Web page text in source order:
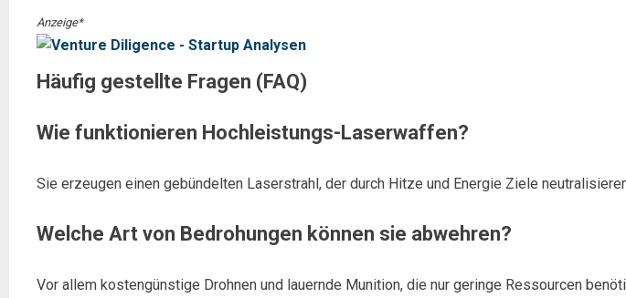
Anzeige*
Häufig gestellte Fragen (FAQ)
Wie funktionieren Hochleistungs-Laserwaffen?
Sie erzeugen einen gebündelten Laserstrahl, der durch Hitze und Energie Ziele
Welche Art von Bedrohungen können sie abwehren?
Vor allem kostengünstige Drohnen und lauernde Munition, die nur geringe Ressourcen